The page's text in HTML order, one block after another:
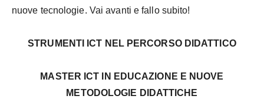
nuove tecnologie. Vai avanti e fallo subito!
STRUMENTI ICT NEL PERCORSO DIDATTICO
MASTER ICT IN EDUCAZIONE E NUOVE
METODOLOGIE DIDATTICHE